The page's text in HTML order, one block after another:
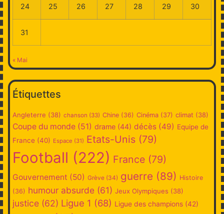
24 25 26 27 28 29 30
31
« Mai
Étiquettes
Angleterre (38) chanson (33) Chine (36) Cinéma (37) climat (38)
Coupe du monde (51) drame (44) décès (49) Equipe de
France (40) Espace (31) Etats-Unis (79)
Football (222) France (79)
Gouvernement (50) Grève (34) guerre (89) Histoire
(36) humour absurde (61) Jeux Olympiques (38)
justice (62) Ligue 1 (68) Ligue des champions (42)